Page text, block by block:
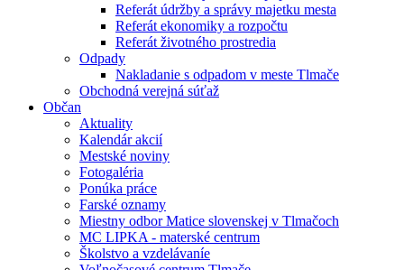
Referát údržby a správy majetku mesta
Referát ekonomiky a rozpočtu
Referát životného prostredia
Odpady
Nakladanie s odpadom v meste Tlmače
Obchodná verejná súťaž
Občan
Aktuality
Kalendár akcií
Mestské noviny
Fotogaléria
Ponúka práce
Farské oznamy
Miestny odbor Matice slovenskej v Tlmačoch
MC LIPKA - materské centrum
Školstvo a vzdelávaníe